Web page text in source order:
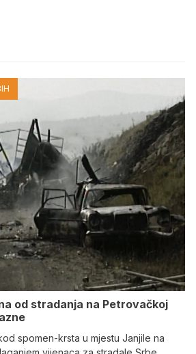
od stradanja na Petrovačkoj
spomen-krsta u mjestu Janjile na